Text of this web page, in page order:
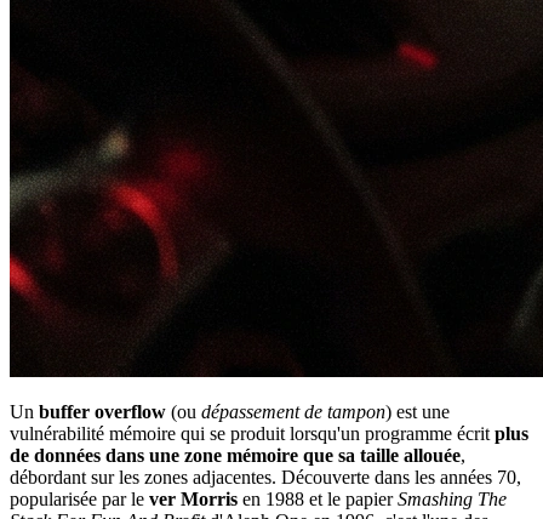
Un buffer overflow (ou dépassement de tampon) est une
vulnérabilité mémoire qui se produit lorsqu'un programme écrit plus
de données dans une zone mémoire que sa taille allouée,
débordant sur les zones adjacentes. Découverte dans les années 70,
popularisée par le ver Morris en 1988 et le papierSmashing The